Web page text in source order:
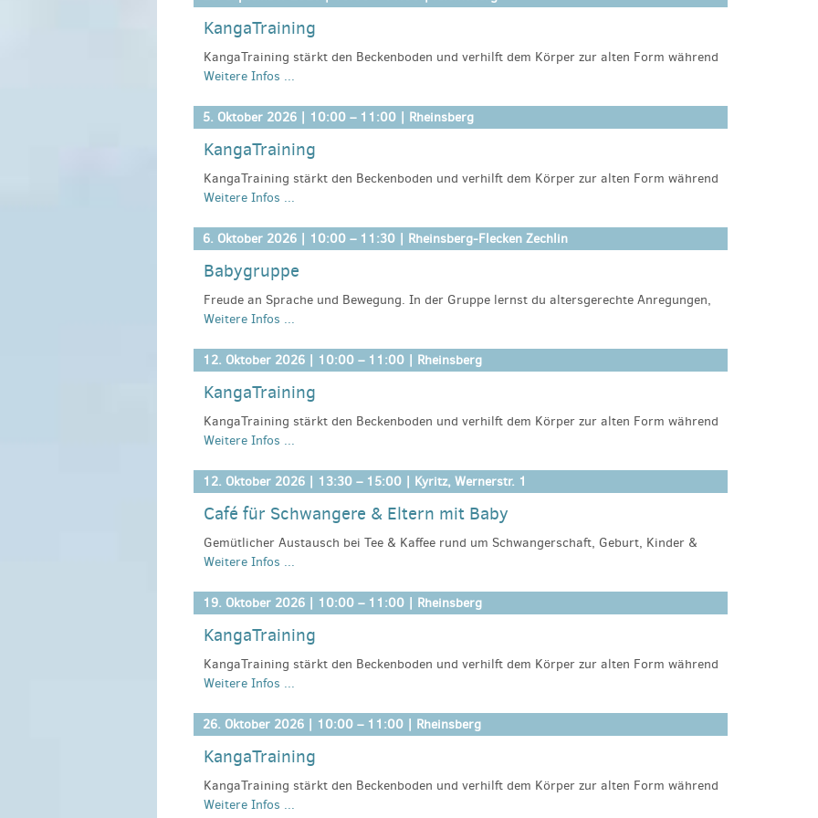
Kosten:keine
Anmeldeinformationen:gesundekinder-wittstock@estaruppin.de
KangaTraining
KangaTraining stärkt den Beckenboden und verhilft dem Körper zur alten Form während
dein Baby in der Trage ganz nah bei dir ist. Das vollständige Workout mit sicheren
Anmeldeinformationen:
https://kangatraining.info/at_de/instructor/JenniferRoehling/booking/2336
Weitere Infos ...
5. Oktober 2026 | 10:00 – 11:00 | Rheinsberg
KangaTraining
KangaTraining stärkt den Beckenboden und verhilft dem Körper zur alten Form während
dein Baby in der Trage ganz nah bei dir ist. Das vollständige Workout mit sicheren
Anmeldeinformationen:
https://kangatraining.info/at_de/instructor/JenniferRoehling/booking/2336
Weitere Infos ...
6. Oktober 2026 | 10:00 – 11:30 | Rheinsberg-Flecken Zechlin
Babygruppe
Freude an Sprache und Bewegung. In der Gruppe lernst du altersgerechte Anregungen,
Fingerspiele und Kinderlieder kennen. Du erfährst, wie du dein Kind in der Entwicklung
miteinander teilen.
Kosten:keine
Anmeldeinformationen:gesundekinder-wittstock@estaruppin.de
Weitere Infos ...
12. Oktober 2026 | 10:00 – 11:00 | Rheinsberg
KangaTraining
KangaTraining stärkt den Beckenboden und verhilft dem Körper zur alten Form während
dein Baby in der Trage ganz nah bei dir ist. Das vollständige Workout mit sicheren
Anmeldeinformationen:
https://kangatraining.info/at_de/instructor/JenniferRoehling/booking/2336
Weitere Infos ...
12. Oktober 2026 | 13:30 – 15:00 | Kyritz, Wernerstr. 1
Café für Schwangere & Eltern mit Baby
Gemütlicher Austausch bei Tee & Kaffee rund um Schwangerschaft, Geburt, Kinder &
vieles mehr (fast) jeden Montag von 13.30-15 Uhr.
Kosten:kostenlos, wir freuen uns über eine Spende
Telefon 033971.604506 oder gesundekinder-kyritz@estaruppin.de
Bitte melden Sie sich bis Donnerstag 12 Uhr an!
Weitere Infos ...
19. Oktober 2026 | 10:00 – 11:00 | Rheinsberg
KangaTraining
KangaTraining stärkt den Beckenboden und verhilft dem Körper zur alten Form während
dein Baby in der Trage ganz nah bei dir ist. Das vollständige Workout mit sicheren
Anmeldeinformationen:
https://kangatraining.info/at_de/instructor/JenniferRoehling/booking/2336
Weitere Infos ...
26. Oktober 2026 | 10:00 – 11:00 | Rheinsberg
KangaTraining
KangaTraining stärkt den Beckenboden und verhilft dem Körper zur alten Form während
dein Baby in der Trage ganz nah bei dir ist. Das vollständige Workout mit sicheren
Weitere Infos ...